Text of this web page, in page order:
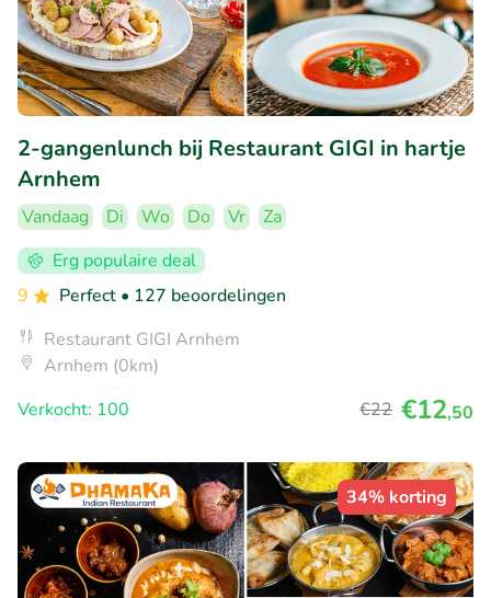
2-gangenlunch bij Restaurant GIGI in hartje
Arnhem
Vandaag Di Wo Do Vr
Za
Erg populaire deal
9
Perfect • 127 beoordelingen
Restaurant GIGI Arnhem
Arnhem (0km)
Verkocht: 100
€22 €12,50
34% korting